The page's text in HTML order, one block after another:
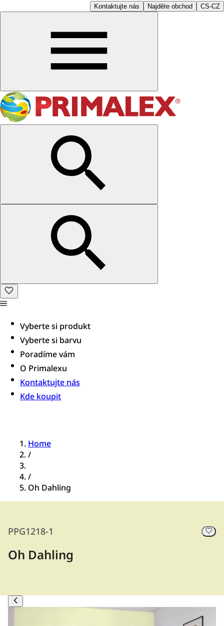
Kontaktujte nás Najděte obchod CS-CZ
Vyberte si produkt
Vyberte si barvu
Poradíme vám​
O Primalexu
Kontaktujte nás
Kde koupit
Home
/
/
Oh Dahling
PPG1218-1
Oh Dahling